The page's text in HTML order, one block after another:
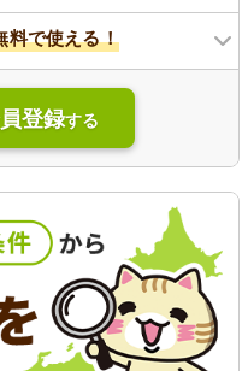
料で使える！
登録する